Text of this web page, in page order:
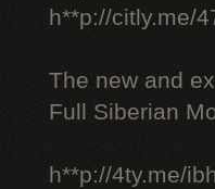
h**p://citly.me/
The new and
Full Siberian
h**p://4ty.me/